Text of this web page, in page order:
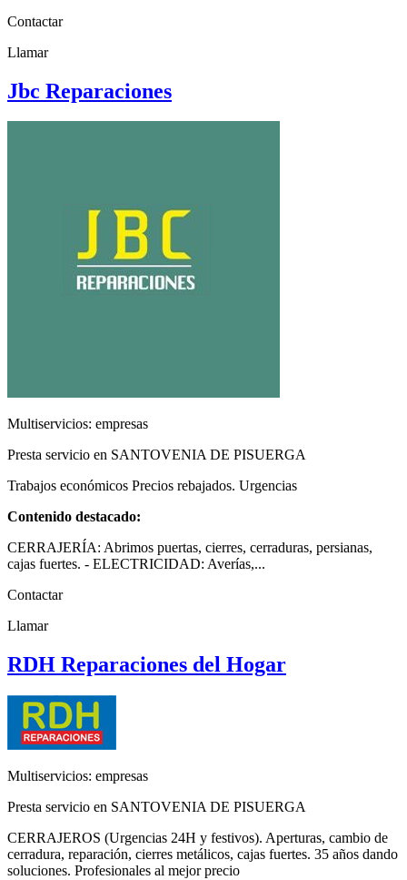
Contactar
Llamar
Jbc Reparaciones
Multiservicios: empresas
Presta servicio en SANTOVENIA DE PISUERGA
Trabajos económicos Precios rebajados. Urgencias
Contenido destacado:
CERRAJERÍA: Abrimos puertas, cierres, cerraduras, persianas,
cajas fuertes. - ELECTRICIDAD: Averías,...
Contactar
Llamar
RDH Reparaciones del Hogar
Multiservicios: empresas
Presta servicio en SANTOVENIA DE PISUERGA
CERRAJEROS (Urgencias 24H y festivos). Aperturas, cambio de
cerradura, reparación, cierres metálicos, cajas fuertes. 35 años dando
soluciones. Profesionales al mejor precio